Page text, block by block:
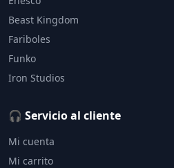
Beast Kingdom
Fariboles
Funko
Iron Studios
🎧 Servicio al cliente
Mi cuenta
Mi carrito